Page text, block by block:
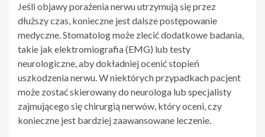
Jeśli objawy porażenia nerwu utrzymują się przez
dłuższy czas, konieczne jest dalsze postępowanie
medyczne. Stomatolog może zlecić dodatkowe badania,
takie jak elektromiografia (EMG) lub testy
neurologiczne, aby dokładniej ocenić stopień
uszkodzenia nerwu. W niektórych przypadkach pacjent
może zostać skierowany do neurologa lub specjalisty
zajmującego się chirurgią nerwów, który oceni, czy
konieczne jest bardziej zaawansowane leczenie.